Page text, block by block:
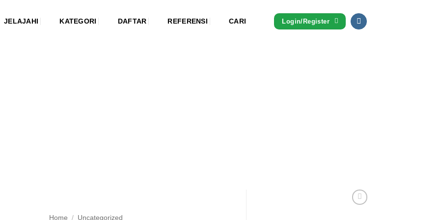
JELAJAHI KATEGORI DAFTAR REFERENSI CARI Login/Register
Home / Uncategorized